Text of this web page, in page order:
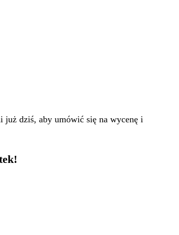
już dziś, aby umówić się na wycenę i